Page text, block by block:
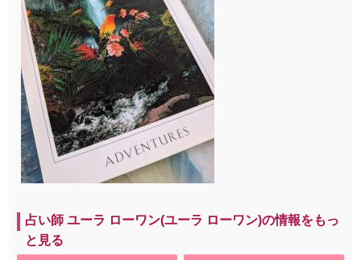
占い師 ユーラ ローワン(ユーラ ローワン)の情報をもっ
と見る